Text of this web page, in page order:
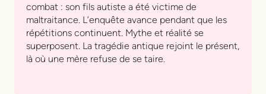
combat : son fils autiste a été victime de
maltraitance. L’enquête avance pendant que les
répétitions continuent. Mythe et réalité se
superposent. La tragédie antique rejoint le présent,
là où une mère refuse de se taire.